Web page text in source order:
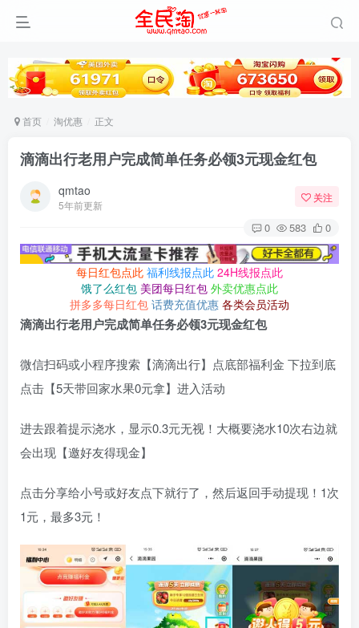
首页 淘优惠 正文
滴滴出行老用户完成简单任务必领3元现金红包
qmtao
5年前更新
关注
0 583 0
每日红包点此 福利线报点此 24H线报点此
饿了么红包 美团每日红包 外卖优惠点此
拼多多每日红包 话费充值优惠 各类会员活动
滴滴出行老用户完成简单任务必领3元现金红包
微信扫码或小程序搜索【滴滴出行】点底部福利金 下拉到底
点击【5天带回家水果0元拿】进入活动
进去跟着提示浇水，显示0.3元无视！大概要浇水10次右边就
会出现【邀好友得现金】
点击分享给小号或好友点下就行了，然后返回手动提现！1次
1元，最多3元！